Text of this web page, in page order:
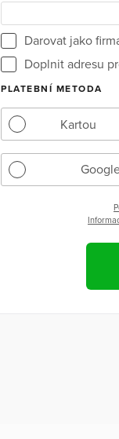
Darovat jako
Doplnit adresu
PLATEBNÍ METODA
Kartou